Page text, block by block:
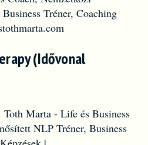
(Idővonal